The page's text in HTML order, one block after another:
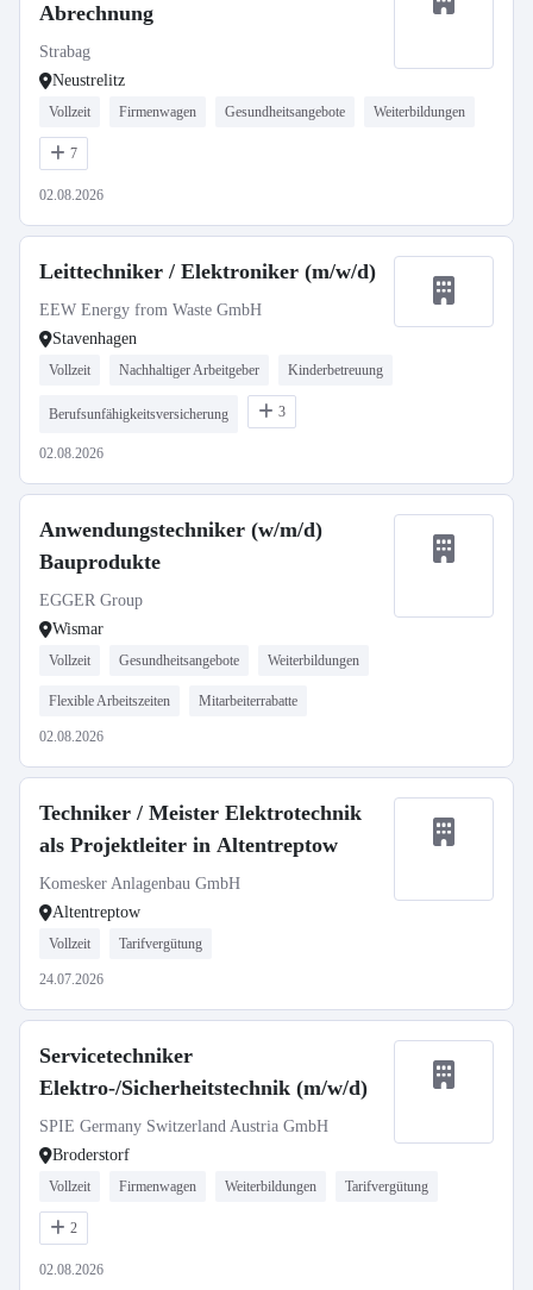
Abrechnung
Strabag
Neustrelitz
Vollzeit Firmenwagen Gesundheitsangebote Weiterbildungen
7
02.08.2026
Leittechniker / Elektroniker (m/w/d)
EEW Energy from Waste GmbH
Stavenhagen
Vollzeit Nachhaltiger Arbeitgeber Kinderbetreuung
Berufsunfähigkeitsversicherung 3
02.08.2026
Anwendungstechniker (w/m/d)
Bauprodukte
EGGER Group
Wismar
Vollzeit Gesundheitsangebote Weiterbildungen
Flexible Arbeitszeiten Mitarbeiterrabatte
02.08.2026
Techniker / Meister Elektrotechnik
als Projektleiter in Altentreptow
Komesker Anlagenbau GmbH
Altentreptow
Vollzeit Tarifvergütung
24.07.2026
Servicetechniker
Elektro-/Sicherheitstechnik (m/w/d)
SPIE Germany Switzerland Austria GmbH
Broderstorf
Vollzeit Firmenwagen Weiterbildungen Tarifvergütung
2
02.08.2026